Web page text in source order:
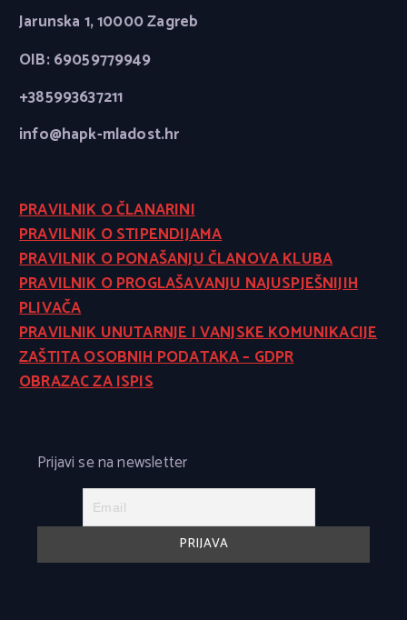
Jarunska 1, 10000 Zagreb
OIB: 69059779949
+385993637211
info@hapk-mladost.hr
PRAVILNIK O ČLANARINI
PRAVILNIK O STIPENDIJAMA
PRAVILNIK O PONAŠANJU ČLANOVA KLUBA
PRAVILNIK O PROGLAŠAVANJU NAJUSPJEŠNIJIH
PLIVAČA
PRAVILNIK UNUTARNJE I VANJSKE KOMUNIKACIJE
ZAŠTITA OSOBNIH PODATAKA – GDPR
OBRAZAC ZA ISPIS
Prijavi se na newsletter